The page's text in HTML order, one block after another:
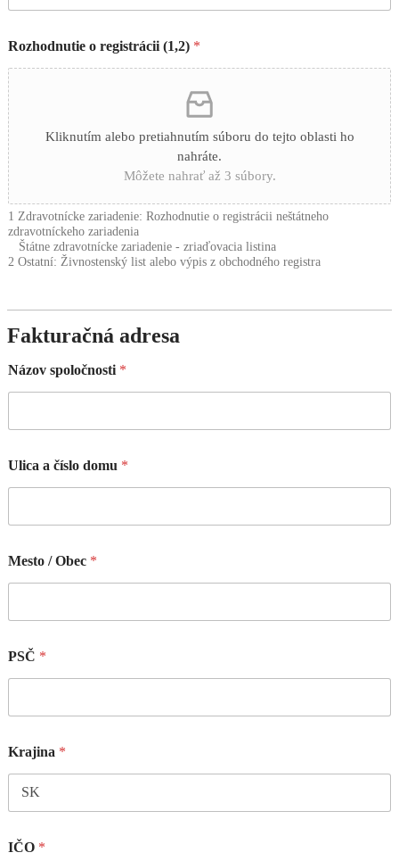
Rozhodnutie o registrácii (1,2) *
Kliknutím alebo pretiahnutím súboru do tejto oblasti ho
nahráte.
Môžete nahrať až 3 súbory.
1 Zdravotnícke zariadenie: Rozhodnutie o registrácii neštátneho
zdravotníckeho zariadenia
Štátne zdravotnícke zariadenie - zriaďovacia listina
2 Ostatní: Živnostenský list alebo výpis z obchodného registra
Fakturačná adresa
Názov spoločnosti *
Ulica a číslo domu *
Mesto / Obec *
PSČ *
Krajina *
IČO *